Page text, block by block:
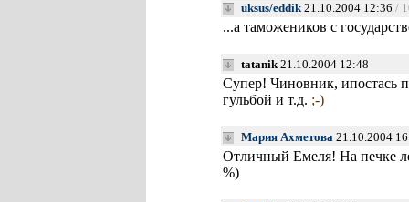
uksus/eddik21.10.2004 12:36 /
...а таможеников с
tatanik21.10.2004 12:48
Супер! Чиновник, ипостась
гульбой и т.д. ;-)
Мария Ахметова 21.10.2004
Отличный Емеля! На печке
%)